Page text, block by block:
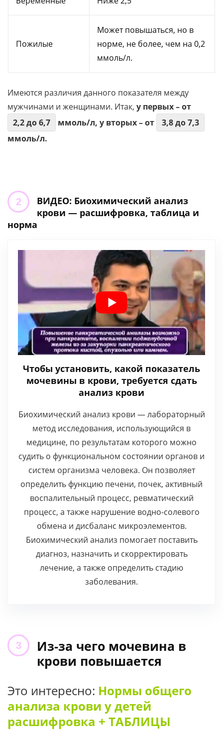
Пожилые
Может повышаться, но в
норме, не более, чем на 0,2
ммоль/л.
Имеются различия данного показателя между
мужчинами и женщинами. Итак, у первых – от
2,2 до 6,7
ммоль/л, у вторых – от
3,8 до 7,3
ммоль/л.
ВИДЕО: Биохимический анализ
крови — расшифровка, таблица и
норма
Чтобы установить, какой показатель
мочевины в крови, требуется сдать
анализ крови
Биохимический анализ крови — лабораторный
метод исследования, использующийся в
медицине, по результатам которого можно
судить о функциональном состоянии органов и
систем организма человека. Он позволяет
определить функцию печени, почек, активный
воспалительный процесс, ревматический
процесс, а также нарушение водно-солевого
обмена и дисбаланс микроэлементов.
Биохимический анализ помогает поставить
диагноз, назначить и скорректировать
лечение, а также определить стадию
заболевания.
Из-за чего мочевина в
крови повышается
Это интересно: Нормы общего
анализа крови у детей
расшифровка + ТАБЛИЦЫ